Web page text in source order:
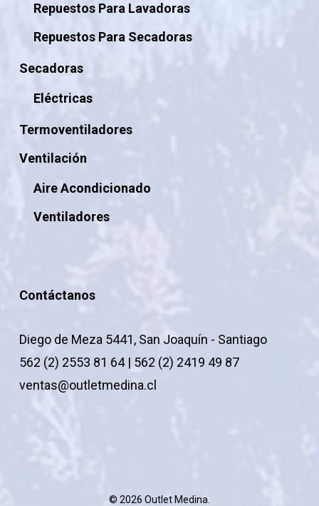
Repuestos Para Lavadoras
Repuestos Para Secadoras
Secadoras
Eléctricas
Termoventiladores
Ventilación
Aire Acondicionado
Ventiladores
Contáctanos
Diego de Meza 5441, San Joaquín - Santiago
562 (2) 2553 81 64 | 562 (2) 2419 49 87
ventas@outletmedina.cl
© 2026 Outlet Medina.